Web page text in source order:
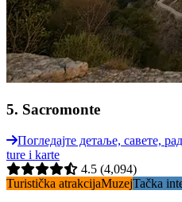
5. Sacromonte
Погледајте детаље, савете,
ture i karte
4.5 (4,094)
Turistička atrakcijaMuzejTačka